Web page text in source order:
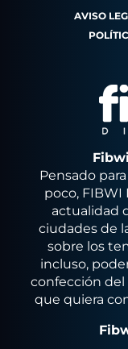
AVISO
Pensado
poco, FIBWI
actualidad
ciudades de
sobre los
incluso,
confección del
que quiera